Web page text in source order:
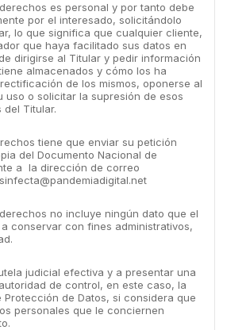
es personal y por tanto debe
por el interesado, solicitándolo
lo que significa que cualquier cliente,
que haya facilitado sus datos en
dirigirse al Titular y pedir información
almacenados y cómo los ha
de los mismos, oponerse al
uso o solicitar la supresión de esos
del Titular.
tiene que enviar su petición
del Documento Nacional de
a la dirección de correo
no incluye ningún dato que el
conservar con fines administrativos,
judicial efectiva y a presentar una
de control, en este caso, la
Protección de Datos, si considera que
personales que le conciernen